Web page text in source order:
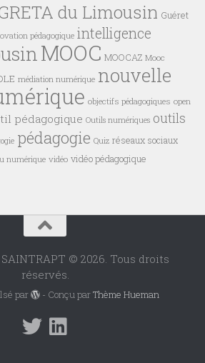
du Limousin Guéret
pédagogique intelligence
MOOC MOOCAZ Mooc
médiation numérique nouvelle
objectifs pédagogiques open
pédagogique Outils numériques outils
pédagogie Quiz réseaux sociaux
numérique vidéo vidéo pédagogique
© 2026. Tous droits
réservés.
par - Conçu parThème Hueman